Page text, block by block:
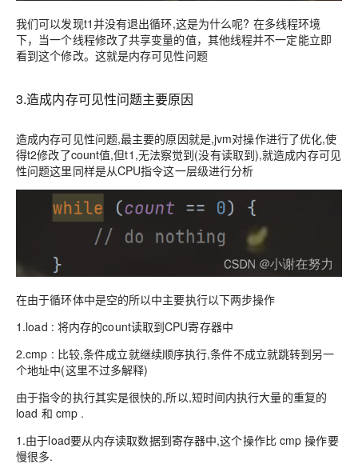
我们可以发现t1并没有退出循环,这是为什么呢? 在多线程环境
下，当一个线程修改了共享变量的值，其他线程并不一定能立即
看到这个修改。这就是内存可见性问题
3.造成内存可见性问题主要原因
造成内存可见性问题,最主要的原因就是,jvm对操作进行了优化,使
得t2修改了count值,但t1,无法察觉到(没有读取到),就造成内存可见
性问题这里同样是从CPU指令这一层级进行分析
在由于循环体中是空的所以中主要执行以下两步操作
1.load : 将内存的count读取到CPU寄存器中
2.cmp : 比较,条件成立就继续顺序执行,条件不成立就跳转到另一
个地址中(这里不过多解释)
由于指令的执行其实是很快的,所以,短时间内执行大量的重复的
load 和 cmp .
1.由于load要从内存读取数据到寄存器中,这个操作比 cmp 操作要
慢很多.